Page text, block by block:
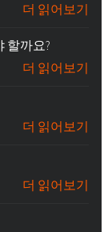
더 읽어보기
할까요?
더 읽어보기
더 읽어보기
더 읽어보기